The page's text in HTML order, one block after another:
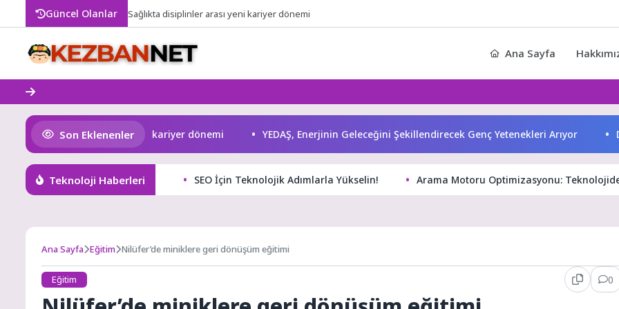
Güncel Olanlar Sağlıkta disiplinler arası yeni kariyer dönemi
Ana Sayfa
Son Eklenenler
disiplinler arası yeni kariyer dönemi YEDAŞ, Enerjinin Geleceğini Şekillendirecek Genç Yetenekleri Arıyor
Teknoloji Haberleri SEO İçin Teknolojik Adımlarla Yükselin! Arama Motoru Optimizasyonu:
Ana Sayfa Eğitim Nilüfer’de miniklere geri dönüşüm eğitimi
Eğitim 0